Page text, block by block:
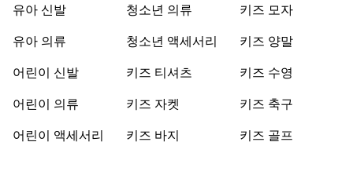
유아 신발
유아 의류
어린이 신발
어린이 의류
어린이 액세서리
청소년 의류
청소년 액세서리
키즈 티셔츠
키즈 자켓
키즈 바지
키즈 모자
키즈 양말
키즈 수영
키즈 축구
키즈 골프